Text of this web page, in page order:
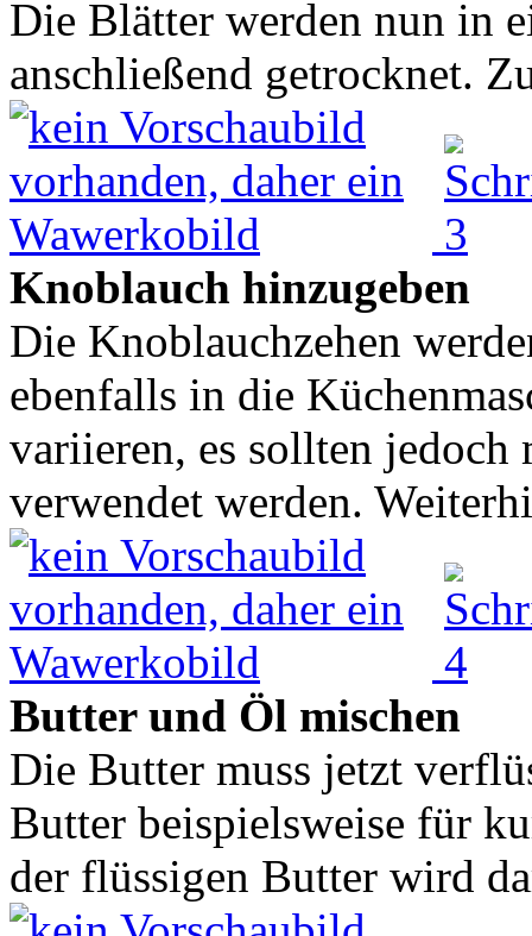
Die Blätter werden nun in
anschließend getrocknet.
Knoblauch hinzugeben
Die Knoblauchzehen
ebenfalls in die
variieren, es sollten jedoch
verwendet werden.
Butter und Öl mischen
Die Butter muss jetzt
Butter beispielsweise für
der flüssigen Butter wird